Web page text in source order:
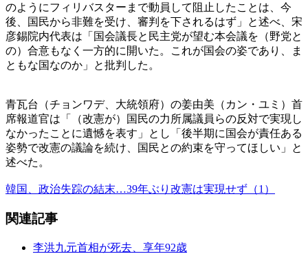
のようにフィリバスターまで動員して阻止したことは、今
後、国民から非難を受け、審判を下されるはず」と述べ、宋
彦錫院内代表は「国会議長と民主党が望む本会議を（野党と
の）合意もなく一方的に開いた。これが国会の姿であり、ま
ともな国なのか」と批判した。
青瓦台（チョンワデ、大統領府）の姜由美（カン・ユミ）首
席報道官は「（改憲が）国民の力所属議員らの反対で実現し
なかったことに遺憾を表す」とし「後半期に国会が責任ある
姿勢で改憲の議論を続け、国民との約束を守ってほしい」と
述べた。
韓国、政治失踪の結末…39年ぶり改憲は実現せず（1）
関連記事
李洪九元首相が死去、享年92歳